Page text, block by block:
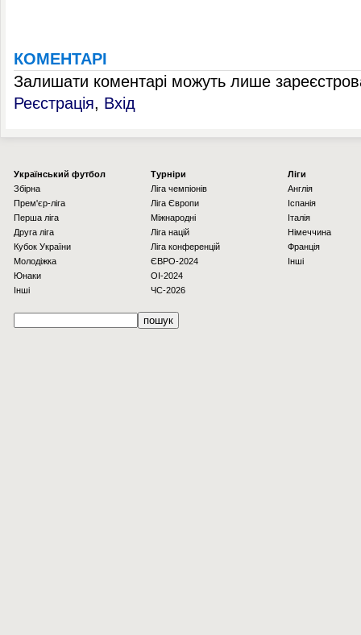
КОМЕНТАРІ
Залишати коментарі можуть лише
Реєстрація, Вхід
Українcький футбол
Збірна
Прем'єр-ліга
Перша ліга
Друга ліга
Кубок України
Молодіжка
Юнаки
Інші
Турніри
Ліга чемпіонів
Ліга Європи
Міжнародні
Ліга націй
Ліга конференцій
ЄВРО-2024
OI-2024
ЧС-2026
Ліги
Англія
Іспанія
Італія
Німеччина
Франція
Інші